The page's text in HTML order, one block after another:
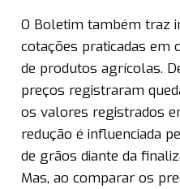
O Boletim também traz
cotações praticadas
de produtos agrícolas.
preços registraram
os valores registrados
redução é influenciada
de grãos diante da
Mas, ao comparar os